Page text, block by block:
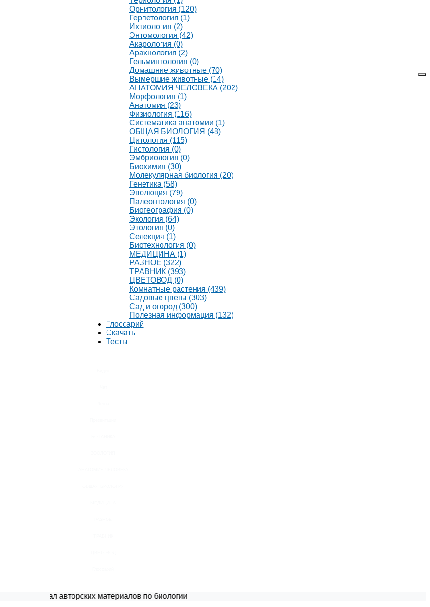
Орнитология (120)
Герпетология (1)
Ихтиология (2)
Энтомология (42)
Акарология (0)
Арахнология (2)
Гельминтология (0)
Домашние животные (70)
Вымершие животные (14)
АНАТОМИЯ ЧЕЛОВЕКА (202)
Морфология (1)
Анатомия (23)
Физиология (116)
Систематика анатомии (1)
ОБЩАЯ БИОЛОГИЯ (48)
Цитология (115)
Гистология (0)
Эмбриология (0)
Биохимия (30)
Молекулярная биология (20)
Генетика (58)
Эволюция (79)
Палеонтология (0)
Биогеография (0)
Экология (64)
Этология (0)
Селекция (1)
Биотехнология (0)
МЕДИЦИНА (1)
РАЗНОЕ (322)
ТРАВНИК (393)
ЦВЕТОВОД (0)
Комнатные растения (439)
Садовые цветы (303)
Сад и огород (300)
Полезная информация (132)
Глоссарий
Скачать
Тесты
Портал авторских материалов по биологии